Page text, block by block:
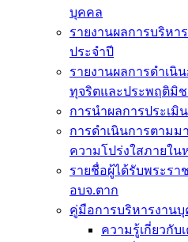
บุคคล
รายงานผลการบริห
ประจำปี
รายงานผลการดำเนิ
ทุจริตและประพฤติมิช
การนำผลการประเมิ
การดำเนินการตามม
ความโปร่งใสภายใน
รายชื่อผู้ได้รับพระร
อบจ.ตาก
คู่มือการบริหารงาน
ความรู้เกี่ยวกับ